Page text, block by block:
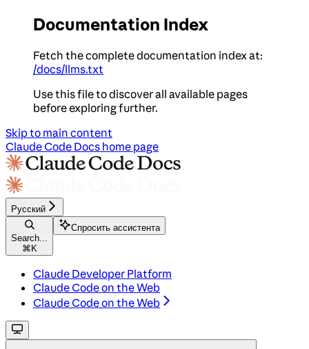
Documentation Index
Fetch the complete documentation index at:
/docs/llms.txt
Use this file to discover all available pages
before exploring further.
Skip to main content
Claude Code Docs home page
Русский
Search...
⌘ K
Спросить ассистента
Claude Developer Platform
Claude Code on the Web
Claude Code on the Web